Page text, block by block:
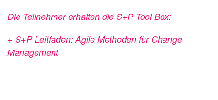
Die Teilnehmer erhalten die S+P Tool Box:
+ S+P Leitfaden: Agile Methoden für Change
Management